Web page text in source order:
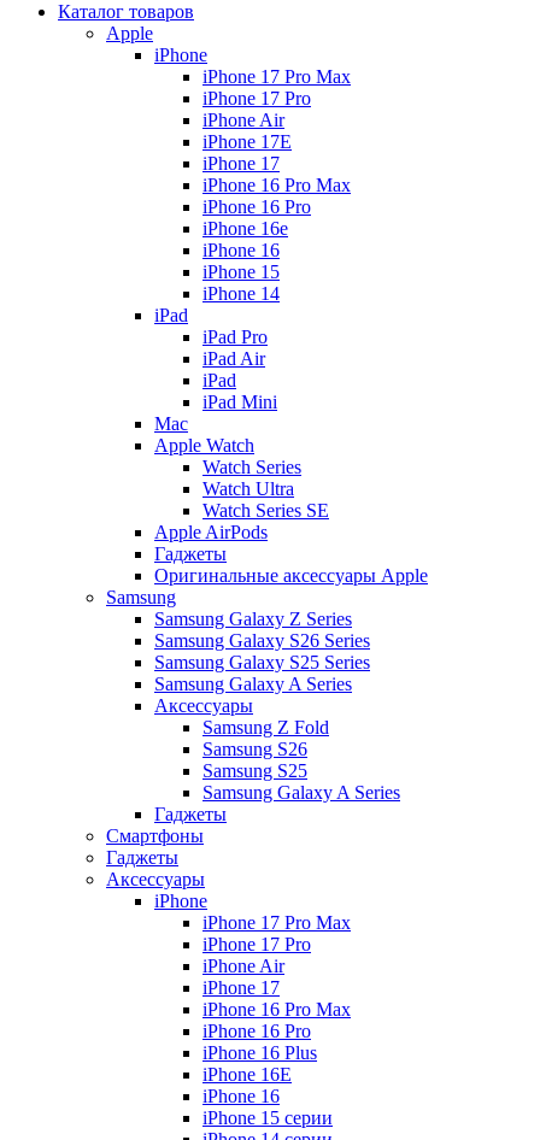
Каталог товаров
Apple
iPhone
iPhone 17 Pro Max
iPhone 17 Pro
iPhone Air
iPhone 17E
iPhone 17
iPhone 16 Pro Max
iPhone 16 Pro
iPhone 16e
iPhone 16
iPhone 15
iPhone 14
iPad
iPad Pro
iPad Air
iPad
iPad Mini
Mac
Apple Watch
Watch Series
Watch Ultra
Watch Series SE
Apple AirPods
Гаджеты
Оригинальные аксессуары Apple
Samsung
Samsung Galaxy Z Series
Samsung Galaxy S26 Series
Samsung Galaxy S25 Series
Samsung Galaxy A Series
Аксессуары
Samsung Z Fold
Samsung S26
Samsung S25
Samsung Galaxy A Series
Гаджеты
Смартфоны
Гаджеты
Аксессуары
iPhone
iPhone 17 Pro Max
iPhone 17 Pro
iPhone Air
iPhone 17
iPhone 16 Pro Max
iPhone 16 Pro
iPhone 16 Plus
iPhone 16E
iPhone 16
iPhone 15 серии